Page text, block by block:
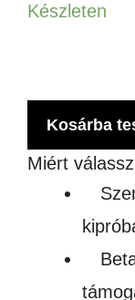
Készleten
Kosárba
Miért